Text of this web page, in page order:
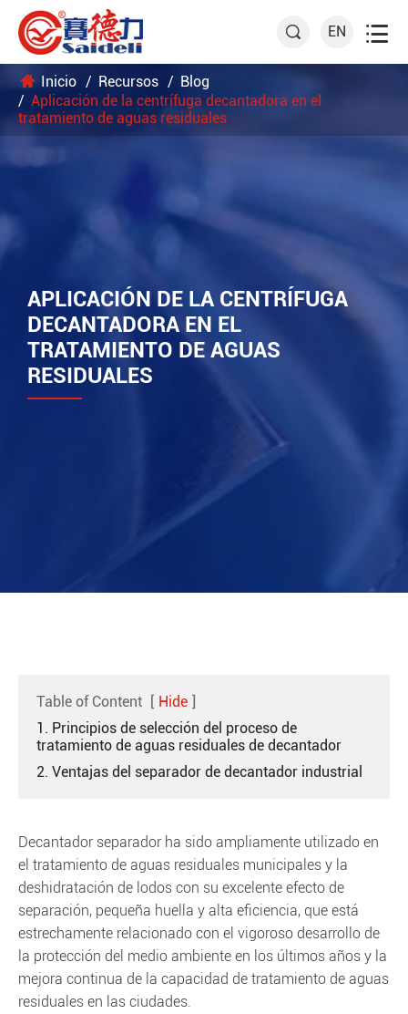
 EN 
Inicio Recursos
Blog
Aplicación de la centrífuga decantadora en el
tratamiento de aguas residuales
APLICACIÓN DE LA CENTRÍFUGA
DECANTADORA EN EL
TRATAMIENTO DE AGUAS
RESIDUALES
Table of Content [ Hide ]
1. Principios de selección del proceso de
tratamiento de aguas residuales de decantador
2. Ventajas del separador de decantador industrial
Decantador separador ha sido ampliamente utilizado en
el tratamiento de aguas residuales municipales y la
deshidratación de lodos con su excelente efecto de
separación, pequeña huella y alta eficiencia, que está
estrechamente relacionado con el vigoroso desarrollo de
la protección del medio ambiente en los últimos años y la
mejora continua de la capacidad de tratamiento de aguas
residuales en las ciudades.